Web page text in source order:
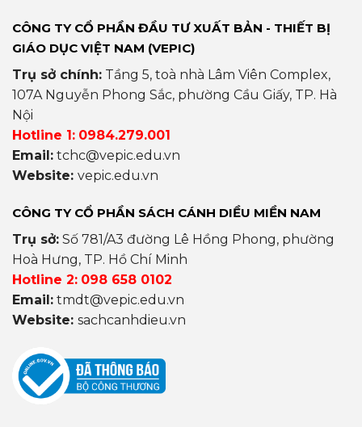
CÔNG TY CỔ PHẦN ĐẦU TƯ XUẤT BẢN - THIẾT BỊ
GIÁO DỤC VIỆT NAM (VEPIC)
Trụ sở chính: Tầng 5, toà nhà Lâm Viên Complex,
107A Nguyễn Phong Sắc, phường Cầu Giấy, TP. Hà
Nội
Hotline 1: 0984.279.001
Email: tchc@vepic.edu.vn
Website: vepic.edu.vn
CÔNG TY CỔ PHẦN SÁCH CÁNH DIỀU MIỀN NAM
Trụ sở: Số 781/A3 đường Lê Hồng Phong, phường
Hoà Hưng, TP. Hồ Chí Minh
Hotline 2: 098 658 0102
Email: tmdt@vepic.edu.vn
Website: sachcanhdieu.vn